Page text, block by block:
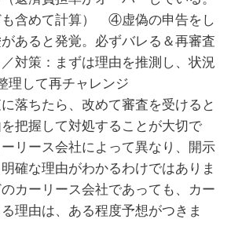
落ちたら、改めて審査を受けると
把握して対処することが大切で
リース会社によって異なり、開示
確な理由がわかるわけではありま
カーリース会社であっても、カー
理由は、ある程度予想がつきま